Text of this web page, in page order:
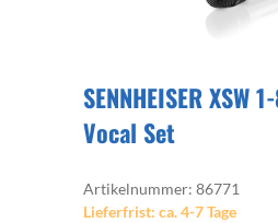
SENNHEISER XSW
Vocal Set
Artikelnummer: 86771
Lieferfrist: ca. 4-7 Tage